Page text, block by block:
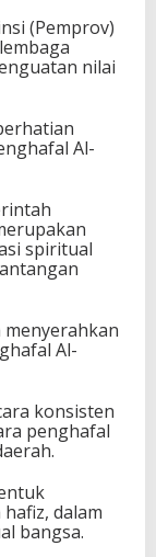
(Pemprov)
nilai
Al-
spiritual
Al-
konsisten
penghafal
dalam
bangsa.